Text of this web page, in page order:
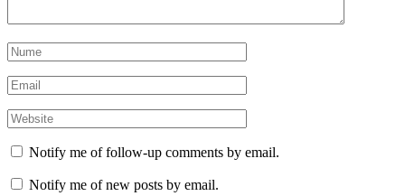
Notify me of follow-up comments by email.
Notify me of new posts by email.